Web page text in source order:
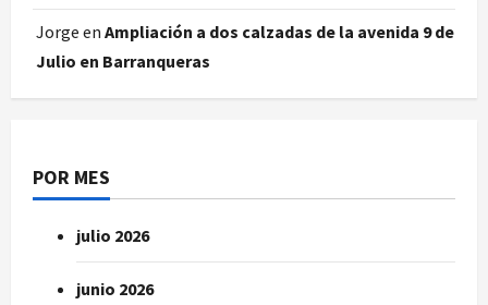
Jorge en Ampliación a dos calzadas de la avenida 9 de
Julio en Barranqueras
POR MES
julio 2026
junio 2026